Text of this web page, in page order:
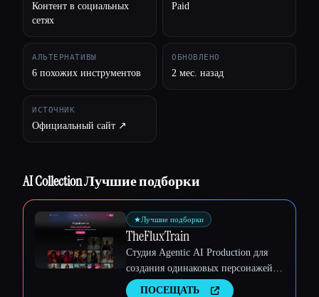
Контент в социальных
сетях
Paid
АЛЬТЕРНАТИВЫ
6 похожих инструментов
ОБНОВЛЕНО
2 мес. назад
ИСТОЧНИК
Официальный сайт ↗︎
AI Collection Лучшие подборки
★Лучшие подборки
TheFluxTrain
Студия Agentic AI Production для
создания одинаковых персонажей,
рабочих процессов и видео
ПОСЕЩАТЬ